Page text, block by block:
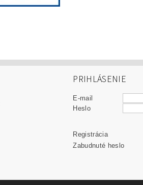
PRIHLÁSENIE
E-mail
Heslo
Registrácia
Zabudnuté heslo